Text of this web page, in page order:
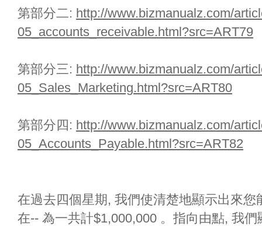
第部分二: http://www.bizmanualz.com/
05_accounts_receivable.html?src=ART79
第部分三: http://www.bizmanualz.com/
05_Sales_Marketing.html?src=ART80
第部分四: http://www.bizmanualz.com/
05_Accounts_Payable.html?src=ART82
在過去四個星期, 我們使清楚地顯示出來
在-- 為一共計$1,000,000 。指向由點, 我